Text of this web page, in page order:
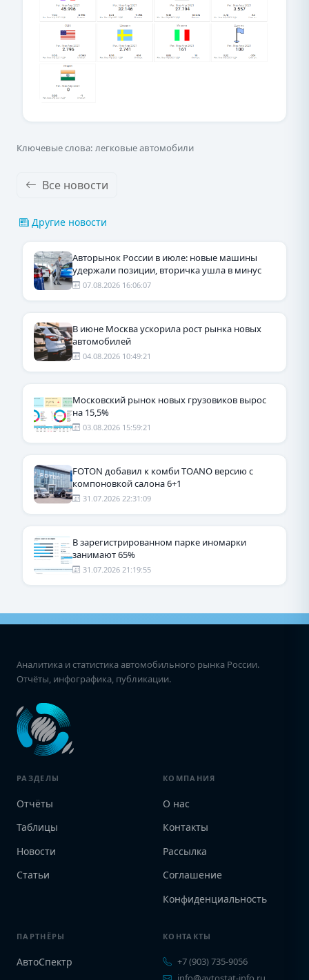
Ключевые слова: легковые автомобили
Все новости
Другие новости
Авторынок России в июле: новые машины
удержали позиции, вторичка ушла в минус
07.08.2026 16:06:07
В июне Москва ускорила рост рынка новых
автомобилей
04.08.2026 10:49:21
Московский рынок новых грузовиков вырос
на 15,5%
03.08.2026 15:59:21
FOTON добавил к комби TOANO версию с
компоновкой салона 6+1
31.07.2026 22:31:09
В зарегистрированном парке иномарки
занимают 65%
31.07.2026 21:19:55
Аналитика и статистика автомобильного рынка России.
Отчёты, инфографика, публикации.
РАЗДЕЛЫ
Отчёты
Таблицы
Новости
Статьи
КОМПАНИЯ
О нас
Контакты
Рассылка
Соглашение
Конфиденциальность
ПАРТНЁРЫ
АвтоСпектр
КОНТАКТЫ
+7 (903) 735-9056